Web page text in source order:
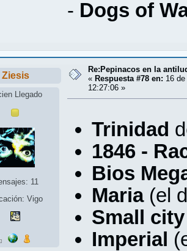
- Dogs of
Ziesis
Llegado
11
Vigo
Re:Pepinacos en la
« Respuesta #78 en: 16
12:27:06 »
Trinidad
1846 -
Bios
Maria(el
Small city
Imperial